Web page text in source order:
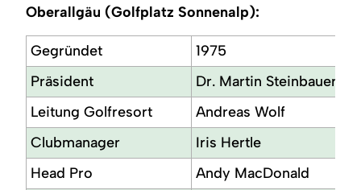
Oberallgäu (Golfplatz Sonnenalp):
Gegründet
1975
Präsident
Dr. Martin Steinbauer
Leitung Golfresort
Andreas Wolf
Clubmanager
Iris Hertle
Head Pro
Andy MacDonald